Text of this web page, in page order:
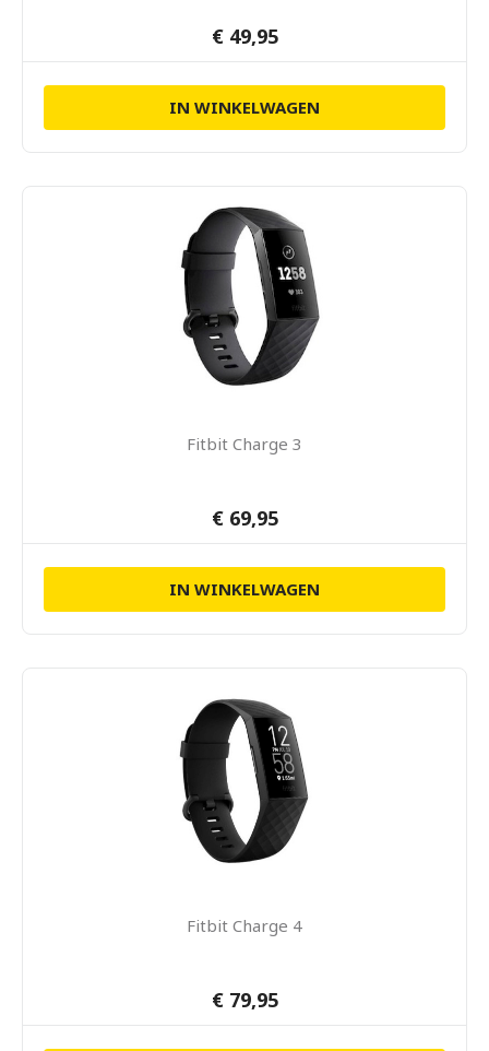
€ 49,95
IN WINKELWAGEN
Fitbit Charge 3
€ 69,95
IN WINKELWAGEN
Fitbit Charge 4
€ 79,95